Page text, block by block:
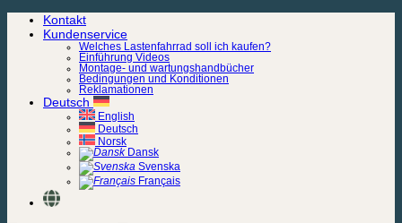
Zum
Inhalt
Kontakt
Kundenservice
Welches Lastenfahrrad soll ich kaufen?
Einführung Videos
Montage- und wartungshandbücher
Bedingungen und Konditionen
Reklamationen
Deutsch
English
Deutsch
Norsk
Dansk
Svenska
Français